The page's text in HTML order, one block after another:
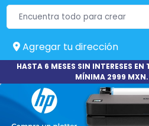
Agregar tu dirección
HASTA 6 MESES SIN INTERESES
MÍNIMA 2999 MXN.